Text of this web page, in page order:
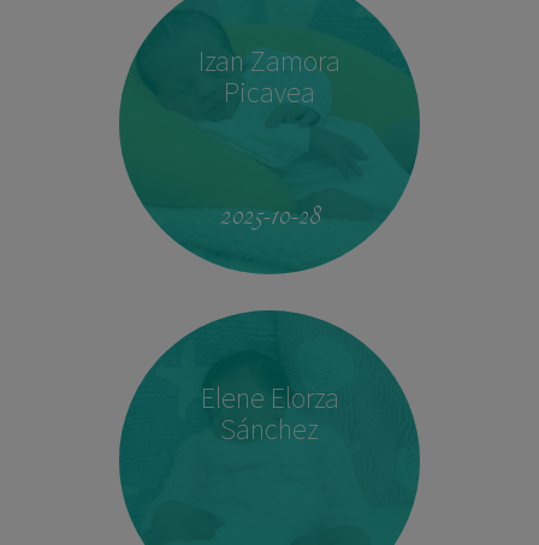
Izan Zamora
Picavea
2025-10-28
Elene Elorza
Sánchez